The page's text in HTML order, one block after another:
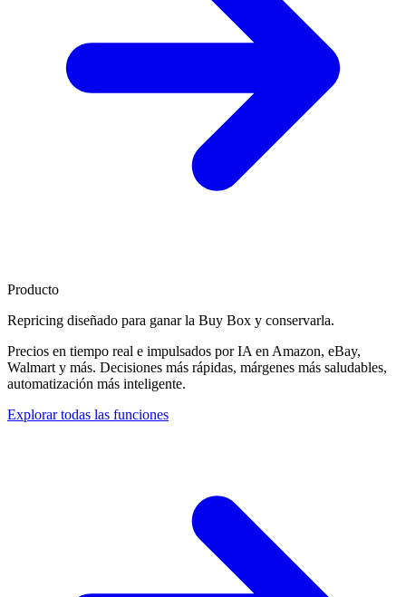
Producto
Repricing diseñado para ganar la Buy Box y conservarla.
Precios en tiempo real e impulsados por IA en Amazon, eBay,
Walmart y más. Decisiones más rápidas, márgenes más saludables,
automatización más inteligente.
Explorar todas las funciones